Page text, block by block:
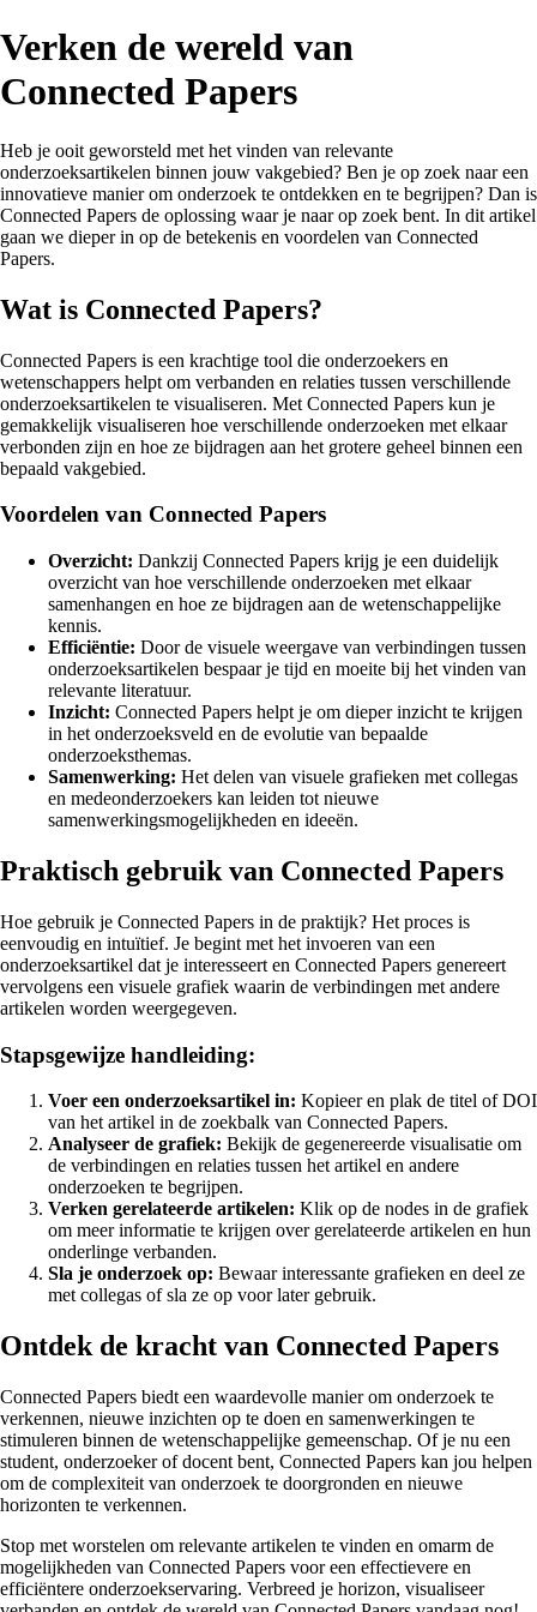
Verken de wereld van
Connected Papers
Heb je ooit geworsteld met het vinden van relevante
onderzoeksartikelen binnen jouw vakgebied? Ben je op zoek naar een
innovatieve manier om onderzoek te ontdekken en te begrijpen? Dan is
Connected Papers de oplossing waar je naar op zoek bent. In dit artikel
gaan we dieper in op de betekenis en voordelen van Connected
Papers.
Wat is Connected Papers?
Connected Papers is een krachtige tool die onderzoekers en
wetenschappers helpt om verbanden en relaties tussen verschillende
onderzoeksartikelen te visualiseren. Met Connected Papers kun je
gemakkelijk visualiseren hoe verschillende onderzoeken met elkaar
verbonden zijn en hoe ze bijdragen aan het grotere geheel binnen een
bepaald vakgebied.
Voordelen van Connected Papers
Overzicht: Dankzij Connected Papers krijg je een duidelijk
overzicht van hoe verschillende onderzoeken met elkaar
samenhangen en hoe ze bijdragen aan de wetenschappelijke
kennis.
Efficiëntie: Door de visuele weergave van verbindingen tussen
onderzoeksartikelen bespaar je tijd en moeite bij het vinden van
relevante literatuur.
Inzicht: Connected Papers helpt je om dieper inzicht te krijgen
in het onderzoeksveld en de evolutie van bepaalde
onderzoeksthemas.
Samenwerking: Het delen van visuele grafieken met collegas
en medeonderzoekers kan leiden tot nieuwe
samenwerkingsmogelijkheden en ideeën.
Praktisch gebruik van Connected Papers
Hoe gebruik je Connected Papers in de praktijk? Het proces is
eenvoudig en intuïtief. Je begint met het invoeren van een
onderzoeksartikel dat je interesseert en Connected Papers genereert
vervolgens een visuele grafiek waarin de verbindingen met andere
artikelen worden weergegeven.
Stapsgewijze handleiding:
Voer een onderzoeksartikel in: Kopieer en plak de titel of DOI
van het artikel in de zoekbalk van Connected Papers.
Analyseer de grafiek: Bekijk de gegenereerde visualisatie om
de verbindingen en relaties tussen het artikel en andere
onderzoeken te begrijpen.
Verken gerelateerde artikelen: Klik op de nodes in de grafiek
om meer informatie te krijgen over gerelateerde artikelen en hun
onderlinge verbanden.
Sla je onderzoek op: Bewaar interessante grafieken en deel ze
met collegas of sla ze op voor later gebruik.
Ontdek de kracht van Connected Papers
Connected Papers biedt een waardevolle manier om onderzoek te
verkennen, nieuwe inzichten op te doen en samenwerkingen te
stimuleren binnen de wetenschappelijke gemeenschap. Of je nu een
student, onderzoeker of docent bent, Connected Papers kan jou helpen
om de complexiteit van onderzoek te doorgronden en nieuwe
horizonten te verkennen.
Stop met worstelen om relevante artikelen te vinden en omarm de
mogelijkheden van Connected Papers voor een effectievere en
efficiëntere onderzoekservaring. Verbreed je horizon, visualiseer